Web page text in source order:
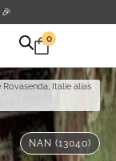
0
Italie alias
NAN (13040)